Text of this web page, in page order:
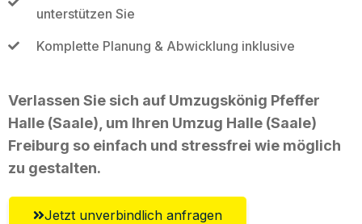
unterstützen Sie
Komplette Planung & Abwicklung inklusive
Verlassen Sie sich auf Umzugskönig Pfeffer
Halle (Saale), um Ihren Umzug Halle (Saale)
Freiburg so einfach und stressfrei wie möglich
zu gestalten.
Jetzt unverbindlich anfragen